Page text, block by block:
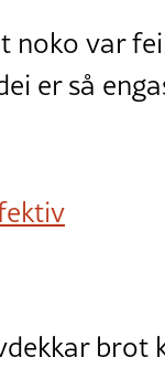
noko var
er så
brot